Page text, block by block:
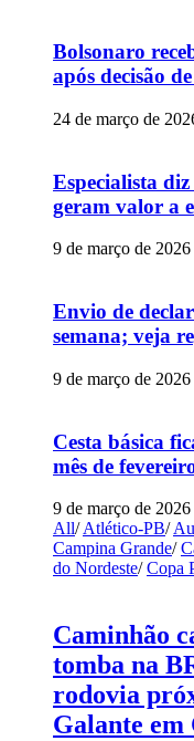
Bolsonaro
após decisão
24 de março de
Especialista
geram valor a
9 de março de 2026
Envio de
semana; veja
9 de março de 2026
Cesta básica
mês de
9 de março de 2026
All/ Atlético-PB/
Campina Grande/
do Nordeste/ Copa
Caminhão
tomba na
rodovia
Galante em